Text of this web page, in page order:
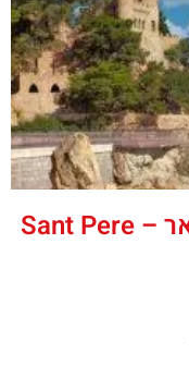
נקודת תצפית ביורט דה מאר – Sant Pere